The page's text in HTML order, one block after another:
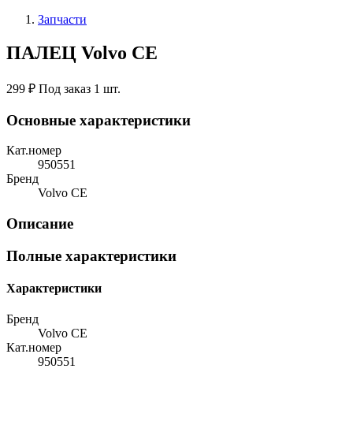
Запчасти
ПАЛЕЦ Volvo CE
299 ₽ Под заказ 1 шт.
Основные характеристики
Кат.номер
950551
Бренд
Volvo CE
Описание
Полные характеристики
Характеристики
Бренд
Volvo CE
Кат.номер
950551